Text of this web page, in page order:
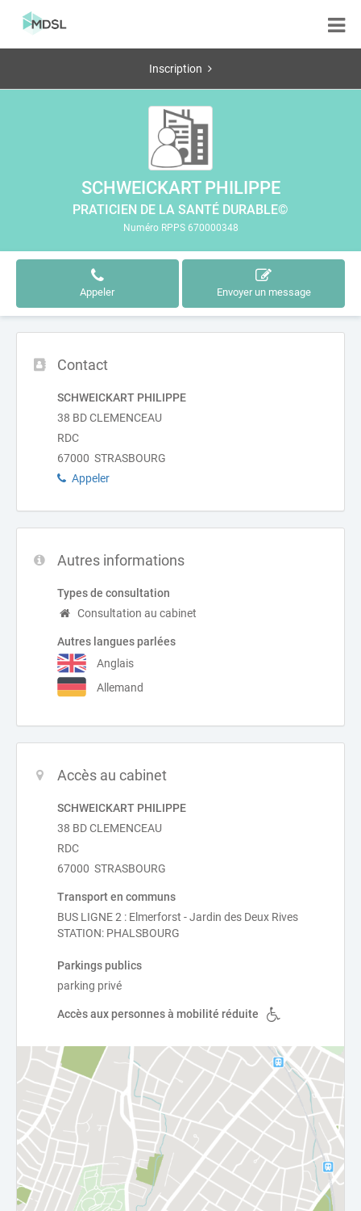
Inscription
SCHWEICKART PHILIPPE
PRATICIEN DE LA SANTÉ DURABLE©
Numéro RPPS 670000348
Appeler Envoyer un message
Contact
SCHWEICKART PHILIPPE
38 BD CLEMENCEAU
RDC
67000 STRASBOURG
Appeler
Autres informations
Types de consultation
Consultation au cabinet
Autres langues parlées
Anglais
Allemand
Accès au cabinet
SCHWEICKART PHILIPPE
38 BD CLEMENCEAU
RDC
67000 STRASBOURG
Transport en communs
BUS LIGNE 2 : Elmerforst - Jardin des Deux Rives
STATION: PHALSBOURG
Parkings publics
parking privé
Accès aux personnes à mobilité réduite